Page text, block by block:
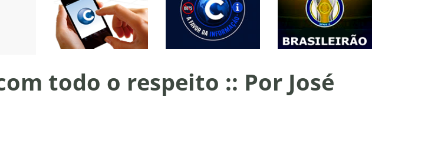
todo o respeito :: Por José